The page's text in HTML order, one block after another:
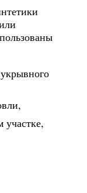
укрывного
участке,